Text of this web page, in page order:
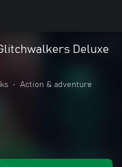
Deluxe
• Action & adventure